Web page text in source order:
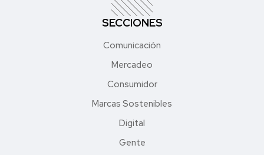
SECCIONES
Comunicación
Mercadeo
Consumidor
Marcas Sostenibles
Digital
Gente